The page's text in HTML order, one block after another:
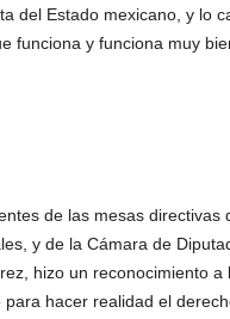
del Estado mexicano, y lo
funciona y funciona muy
de las mesas directivas
y de la Cámara de
hizo un reconocimiento a
para hacer realidad el